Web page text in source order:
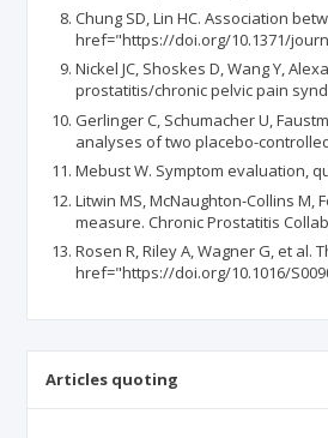
Chung SD, Lin HC. Association
href="https://doi.org/10.1371/
Nickel JC, Shoskes D, Wang Y,
prostatitis/chronic pelvic pain
Gerlinger C, Schumacher U,
analyses of two placebo-
Mebust W. Symptom evaluation,
Litwin MS, McNaughton-Collins M,
measure. Chronic Prostatitis
Rosen R, Riley A, Wagner G, et
href="https://doi.org/10.1016/
Articles quoting